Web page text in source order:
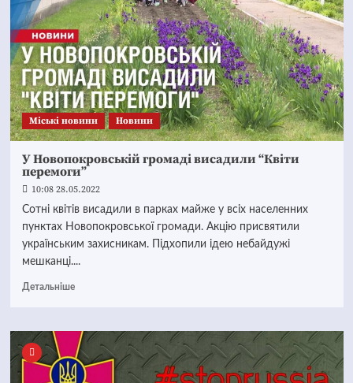
Mіські новини Новини
У Новопокровській громаді висадили “Квіти
перемоги”
10:08 28.05.2022
Сотні квітів висадили в парках майже у всіх населенних
пунктах Новопокровської громади. Акцію присвятили
українським захисникам. Підхопили ідею небайдужі
мешканці....
Детальніше